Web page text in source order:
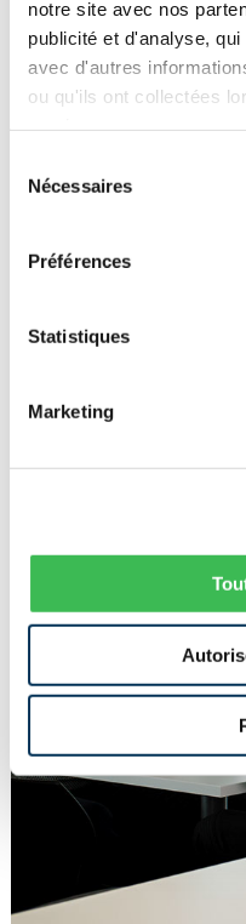
notre site avec nos
publicité et d'analyse,
avec d'autres
ou qu'ils ont collectées
Nécessaires
Préférences
Statistiques
Marketing